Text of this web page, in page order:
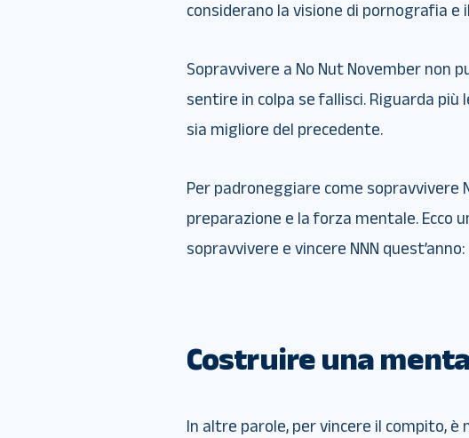
considerano la visione di pornografia
Sopravvivere a No Nut November non
sentire in colpa se fallisci. Riguarda
sia migliore del precedente.
Per padroneggiare come sopravvivere
preparazione e la forza mentale. Ecco
sopravvivere e vincere NNN quest’anno:
Costruire una
In altre parole, per vincere il compito,